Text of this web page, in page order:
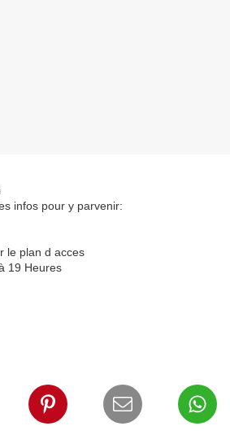
infos pour y parvenir:
le plan d acces
19 Heures